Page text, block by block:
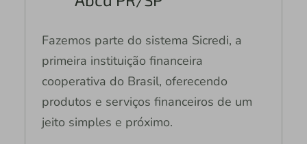
Fazemos parte do sistema Sicredi, a
primeira instituição financeira
cooperativa do Brasil, oferecendo
produtos e serviços financeiros de um
jeito simples e próximo.